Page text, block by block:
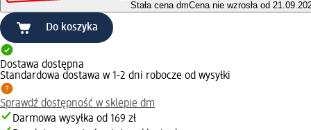
Stała cena dmCena nie wzrosła od
Do koszyka
Dostawa dostępna
Standardowa dostawa w 1-2 dni robocze od wysyłki
Sprawdź dostępność w sklepie dm
Darmowa wysyłka od 169 zł